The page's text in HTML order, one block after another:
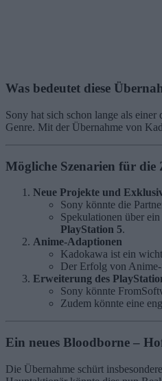
Was bedeutet diese
Sony hat sich schon lange als
Genre. Mit der Übernahme von
Mögliche Szenarien für die
Neue Projekte und
Sony könnte die
Spekulationen über ein
PlayStation 5.
Anime-Adaptionen
Kadokawa ist ein
Der Erfolg von Anime-
Erweiterung des
Sony könnte
Zudem könnte eine
Ein neues Bloodborne –
Die Übernahme schürt